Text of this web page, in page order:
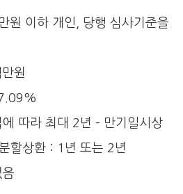
원 이하 개인, 당행 심사기준을
원
따라 최대 2년 – 만기일시상
할상환 : 1년 또는 2년